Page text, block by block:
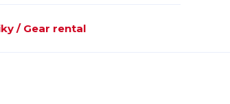
/ Gear rental